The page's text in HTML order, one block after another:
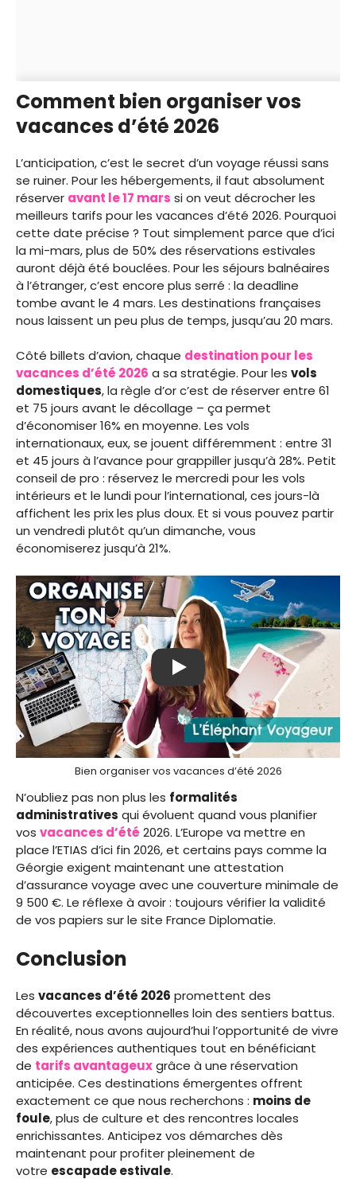
Comment bien organiser vos
vacances d’été 2026
L’anticipation, c’est le secret d’un voyage réussi sans
se ruiner. Pour les hébergements, il faut absolument
réserver avant le 17 mars si on veut décrocher les
meilleurs tarifs pour les vacances d’été 2026. Pourquoi
cette date précise ? Tout simplement parce que d’ici
la mi-mars, plus de 50% des réservations estivales
auront déjà été bouclées. Pour les séjours balnéaires
à l’étranger, c’est encore plus serré : la deadline
tombe avant le 4 mars. Les destinations françaises
nous laissent un peu plus de temps, jusqu’au 20 mars.
Côté billets d’avion, chaque destination pour les
vacances d’été 2026 a sa stratégie. Pour les vols
domestiques, la règle d’or c’est de réserver entre 61
et 75 jours avant le décollage – ça permet
d’économiser 16% en moyenne. Les vols
internationaux, eux, se jouent différemment : entre 31
et 45 jours à l’avance pour grappiller jusqu’à 28%. Petit
conseil de pro : réservez le mercredi pour les vols
intérieurs et le lundi pour l’international, ces jours-là
affichent les prix les plus doux. Et si vous pouvez partir
un vendredi plutôt qu’un dimanche, vous
économiserez jusqu’à 21%.
Play
Bien organiser vos vacances d’été 2026
N’oubliez pas non plus les formalités
administratives qui évoluent quand vous planifier
vos vacances d’été 2026. L’Europe va mettre en
place l’ETIAS d’ici fin 2026, et certains pays comme la
Géorgie exigent maintenant une attestation
d’assurance voyage avec une couverture minimale de
9 500 €. Le réflexe à avoir : toujours vérifier la validité
de vos papiers sur le site France Diplomatie.
Conclusion
Les vacances d’été 2026 promettent des
découvertes exceptionnelles loin des sentiers battus.
En réalité, nous avons aujourd’hui l’opportunité de vivre
des expériences authentiques tout en bénéficiant
de tarifs avantageuxgrâce à une réservation
anticipée. Ces destinations émergentes offrent
exactement ce que nous recherchons : moins de
foule, plus de culture et des rencontres locales
enrichissantes. Anticipez vos démarches dès
maintenant pour profiter pleinement de
votre escapade estivale.